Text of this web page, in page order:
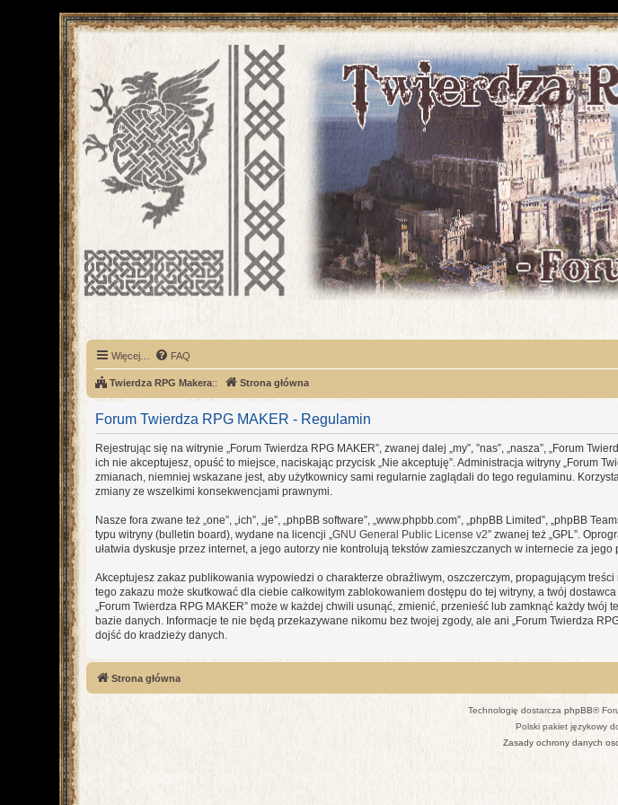
Więcej… FAQ
Twierdza RPG Makera:: Strona główna
Forum Twierdza RPG MAKER - Regulamin
Rejestrując się na witrynie „Forum Twierdza RPG MAKER”, zwanej dalej „my”, ”nas”, „nasza”, „Forum
ich nie akceptujesz, opuść to miejsce, naciskając przycisk „Nie akceptuję”. Administracja witryny „Forum
zmianach, niemniej wskazane jest, aby użytkownicy sami regularnie zaglądali do tego regulaminu.
zmiany ze wszelkimi konsekwencjami prawnymi.
Nasze fora zwane też „one”, „ich”, „je”, „phpBB software”, „www.phpbb.com”, „phpBB Limited”, „phpBB
typu witryny (bulletin board), wydane na licencji „ GNU General Public License v2” zwanej też „GPL”.
ułatwia dyskusje przez internet, a jego autorzy nie kontrolują tekstów zamieszczanych w internecie za
Akceptujesz zakaz publikowania wypowiedzi o charakterze obraźliwym, oszczerczym, propagującym
tego zakazu może skutkować dla ciebie całkowitym zablokowaniem dostępu do tej witryny, a twój
„Forum Twierdza RPG MAKER” może w każdej chwili usunąć, zmienić, przenieść lub zamknąć każdy
bazie danych. Informacje te nie będą przekazywane nikomu bez twojej zgody, ale ani „Forum Twierdza
dojść do kradzieży danych.
Strona główna
Technologię dostarcza phpBB®
Polski pakiet językowy
Zasady ochrony danych